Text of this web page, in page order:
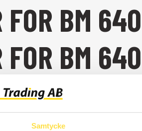
Samtycke
FOR BM
FOR BM 640